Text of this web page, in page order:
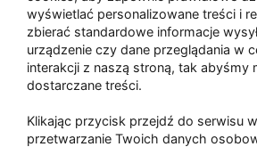
Nowy rekord w
„40” jechał
wyświetlać personalizowane treści i
zbierać standardowe informacje
urządzenie czy dane przeglądania w
interakcji z naszą stroną, tak abyśmy
dostarczane treści.
Klikając przycisk przejdź do serwisu
przetwarzanie Twoich danych